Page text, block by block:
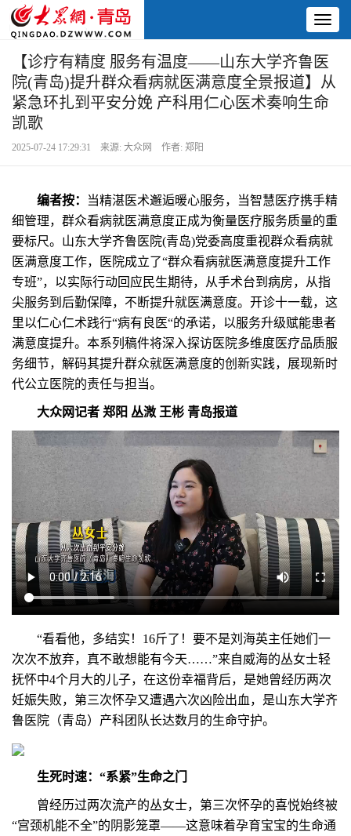
【诊疗有精度 服务有温度——山东大学齐鲁医
院(青岛)提升群众看病就医满意度全景报道】从
紧急环扎到平安分娩 产科用仁心医术奏响生命
凯歌
2025-07-24 17:29:31 来源: 大众网 作者: 郑阳
编者按：
当精湛医术邂逅暖心服务，当智慧医疗携手精
细管理，群众看病就医满意度正成为衡量医疗服务质量的重
要标尺。山东大学齐鲁医院(青岛)党委高度重视群众看病就
医满意度工作，医院成立了“群众看病就医满意度提升工作
专班”，以实际行动回应民生期待，从手术台到病房，从指
尖服务到后勤保障，不断提升就医满意度。开诊十一载，这
里以仁心仁术践行“病有良医“的承诺，以服务升级赋能患者
满意度提升。本系列稿件将深入探访医院多维度医疗品质服
务细节，解码其提升群众就医满意度的创新实践，展现新时
代公立医院的责任与担当。
大众网记者 郑阳 丛溦 王彬 青岛报道
“看看他，多结实！16斤了！要不是刘海英主任她们一
次次不放弃，真不敢想能有今天……”来自威海的丛女士轻
抚怀中4个月大的儿子，在这份幸福背后，是她曾经历两次
妊娠失败，第三次怀孕又遭遇六次凶险出血，是山东大学齐
鲁医院（青岛）产科团队长达数月的生命守护。
生死时速：“系紧”生命之门
曾经历过两次流产的丛女士，第三次怀孕的喜悦始终被
“宫颈机能不全”的阴影笼罩——这意味着孕育宝宝的生命通